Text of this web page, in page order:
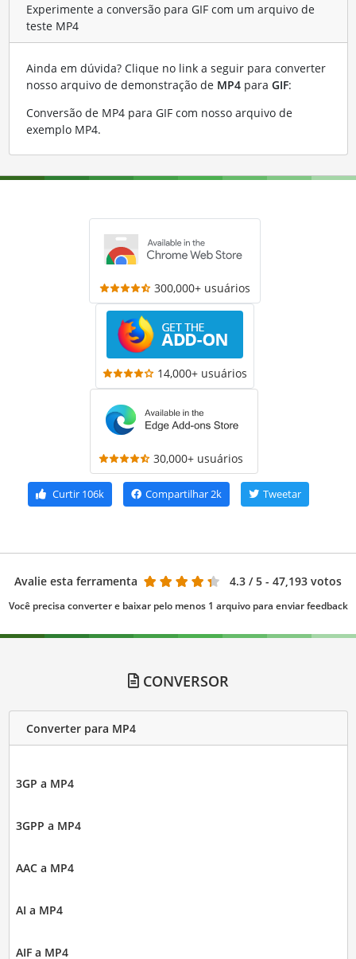
Experimente a conversão para GIF com um arquivo de
teste MP4
Ainda em dúvida? Clique no link a seguir para converter
nosso arquivo de demonstração de MP4para GIF:
Conversão de MP4 para GIF com nosso arquivo de
exemplo MP4.
300,000+ usuários
14,000+ usuários
30,000+ usuários
Curtir 106k Compartilhar2k Tweetar
Avalie esta ferramenta 4.3 / 5 - 47,193 votos
Você precisa converter e baixar pelo menos 1 arquivo para enviar feedback
CONVERSOR
Converter para MP4
3GP a MP4
3GPP a MP4
AAC a MP4
AI a MP4
AIF a MP4